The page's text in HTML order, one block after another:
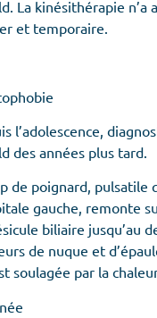
La kinésithérapie n’a
et temporaire.
l’adolescence,
des années plus tard.
de poignard, pulsatile
gauche, remonte
biliaire jusqu’au
de nuque et
soulagée par la